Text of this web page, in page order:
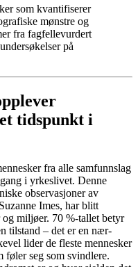
som kvantifiserer
mønstre og
fra fagfellevurdert
på
tidspunkt i
fra alle samfunnslag
i yrkeslivet. Denne
observasjoner av
Imes, har blitt
miljøer. 70 %-tallet betyr
tilstand – det er en nær-
lider de fleste mennesker
føler seg som svindlere.